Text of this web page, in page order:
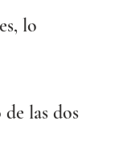
lo
las dos